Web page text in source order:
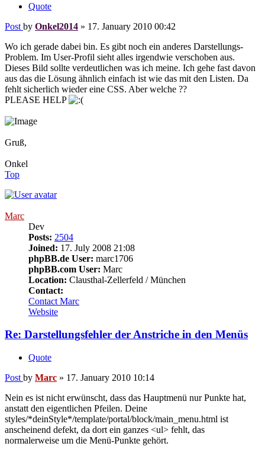
Quote
Post by Onkel2014 » 17. January 2010 00:42
Wo ich gerade dabei bin. Es gibt noch ein anderes Darstellungs-
Problem. Im User-Profil sieht alles irgendwie verschoben aus.
Dieses Bild sollte verdeutlichen was ich meine. Ich gehe fast davon
aus das die Lösung ähnlich einfach ist wie das mit den Listen. Da
fehlt sicherlich wieder eine CSS. Aber welche ??
PLEASE HELP
Gruß,
Onkel
Top
Marc
Dev
Posts: 2504
Joined: 17. July 2008 21:08
phpBB.de User: marc1706
phpBB.com User: Marc
Location: Clausthal-Zellerfeld / München
Contact:
Contact Marc
Website
Re: Darstellungsfehler der Anstriche in den Menüs
Quote
Post by Marc » 17. January 2010 10:14
Nein es ist nicht erwünscht, dass das Hauptmenü nur Punkte hat,
anstatt den eigentlichen Pfeilen. Deine
styles/*deinStyle*/template/portal/block/main_menu.html ist
anscheinend defekt, da dort ein ganzes <ul> fehlt, das
normalerweise um die Menü-Punkte gehört.